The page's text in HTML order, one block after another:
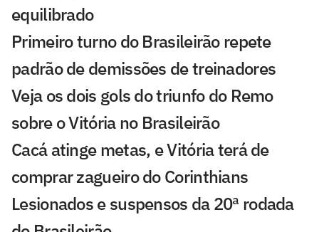
equilibrado
Primeiro turno do Brasileirão repete
padrão de demissões de treinadores
Veja os dois gols do triunfo do Remo
sobre o Vitória no Brasileirão
Cacá atinge metas, e Vitória terá de
comprar zagueiro do Corinthians
Lesionados e suspensos da 20ª rodada